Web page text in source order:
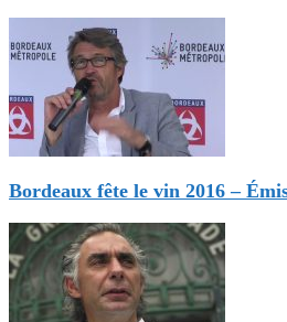
Bordeaux fête le vin 2016 –